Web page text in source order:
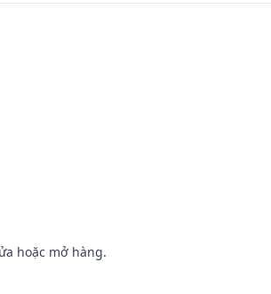
hoặc mở hàng.